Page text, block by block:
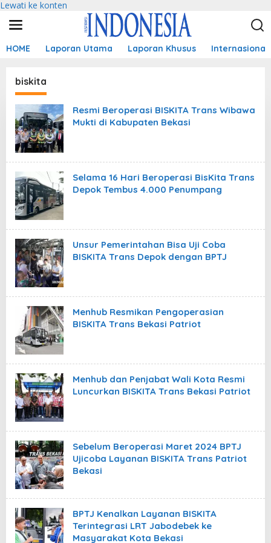
Lewati ke konten
HOME Laporan Utama Laporan Khusus Internasional
biskita
Resmi Beroperasi BISKITA Trans Wibawa
Mukti di Kabupaten Bekasi
Selama 16 Hari Beroperasi BisKita Trans
Depok Tembus 4.000 Penumpang
Unsur Pemerintahan Bisa Uji Coba
BISKITA Trans Depok dengan BPTJ
Menhub Resmikan Pengoperasian
BISKITA Trans Bekasi Patriot
Menhub dan Penjabat Wali Kota Resmi
Luncurkan BISKITA Trans Bekasi Patriot
Sebelum Beroperasi Maret 2024 BPTJ
Ujicoba Layanan BISKITA Trans Patriot
Bekasi
BPTJ Kenalkan Layanan BISKITA
Terintegrasi LRT Jabodebek ke
Masyarakat Kota Bekasi